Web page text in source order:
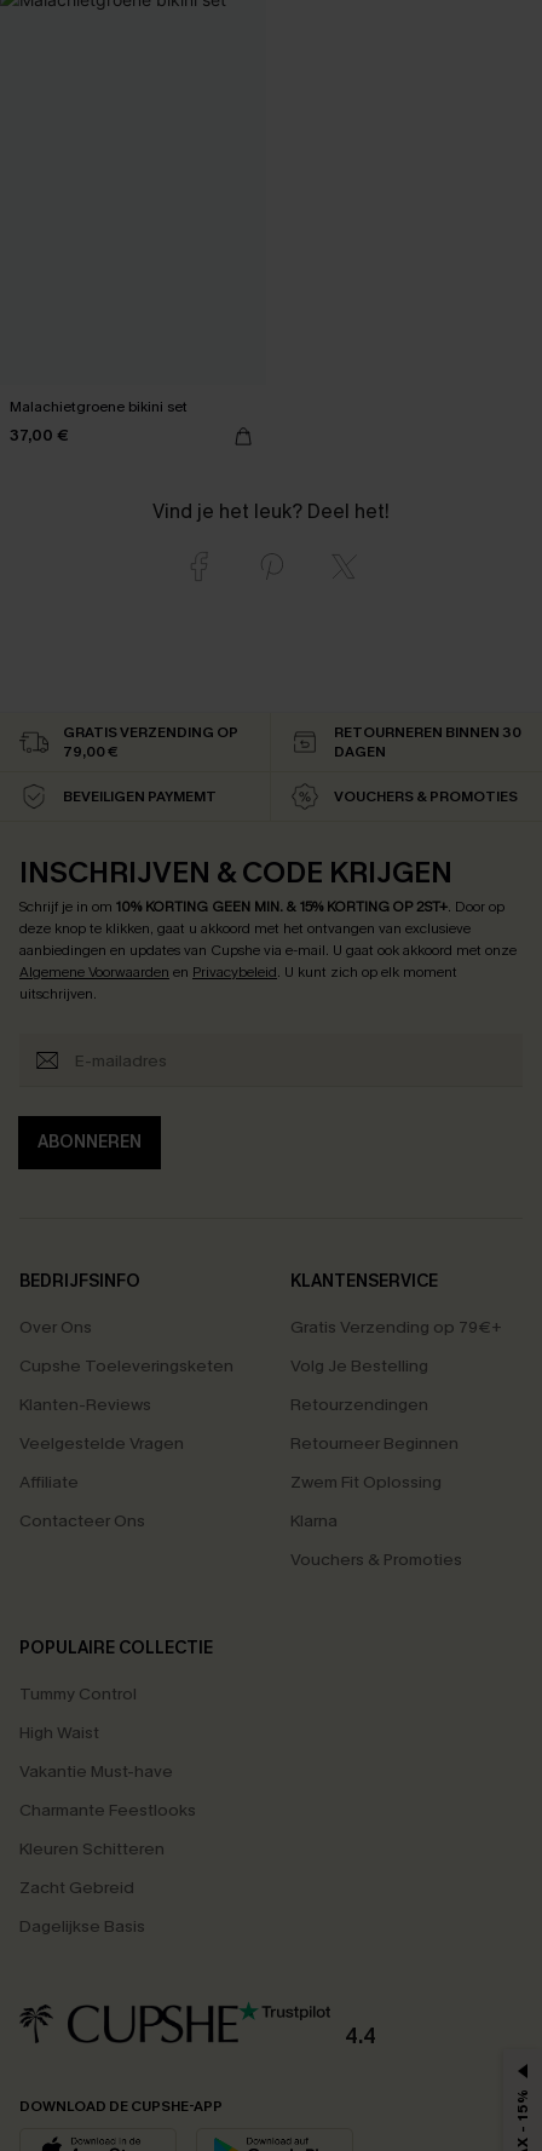
Malachietgroene bikini set
37,00 €
Vind je het leuk? Deel het!
GRATIS VERZENDING OP
79,00 €
RETOURNEREN BINNEN 30
DAGEN
BEVEILIGEN PAYMEMT VOUCHERS & PROMOTIES
INSCHRIJVEN & CODE KRIJGEN
Schrijf je in om 10% KORTING GEEN MIN. & 15% KORTING OP 2ST+. Door op
deze knop te klikken, gaat u akkoord met het ontvangen van exclusieve
aanbiedingen en updates van Cupshe via e-mail. U gaat ook akkoord met onze
Algemene Voorwaarden en Privacybeleid. U kunt zich op elk moment
uitschrijven.
ABONNEREN
BEDRIJFSINFO
Over Ons
Cupshe Toeleveringsketen
Klanten-Reviews
Veelgestelde Vragen
Affiliate
Contacteer Ons
KLANTENSERVICE
Gratis Verzending op 79€+
Volg Je Bestelling
Retourzendingen
Retourneer Beginnen
Zwem Fit Oplossing
Klarna
Vouchers & Promoties
POPULAIRE COLLECTIE
Tummy Control
High Waist
Vakantie Must-have
Charmante Feestlooks
Kleuren Schitteren
Zacht Gebreid
Dagelijkse Basis
4.4
DOWNLOAD DE CUPSHE-APP MAX - 15%